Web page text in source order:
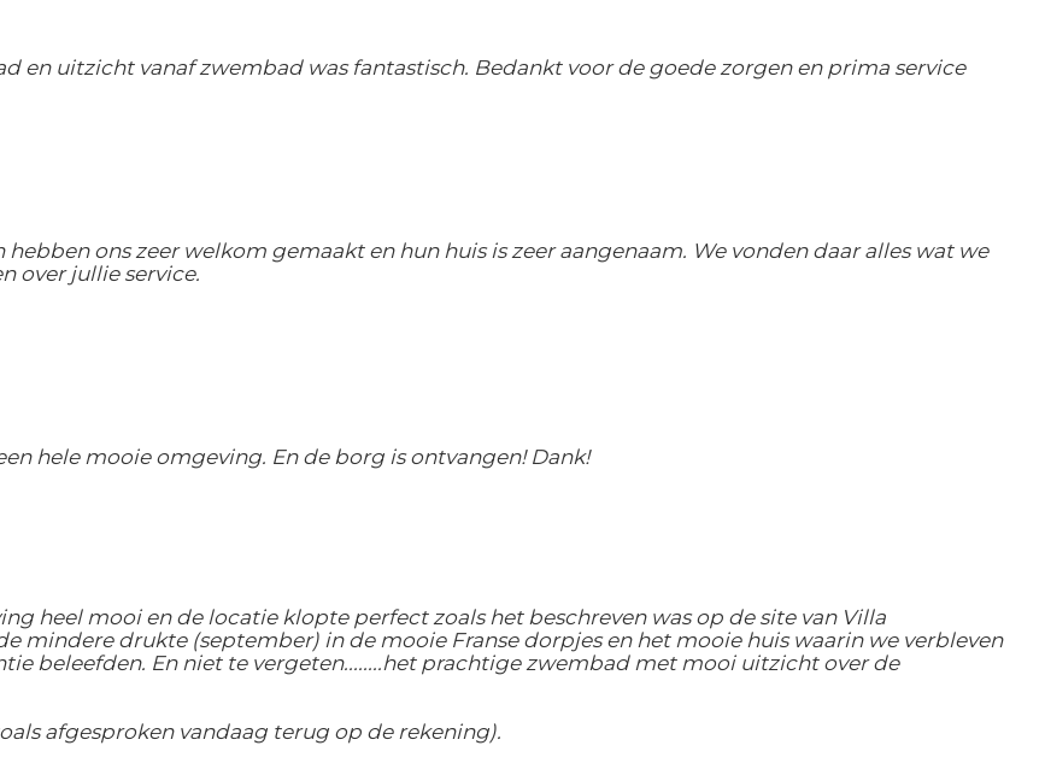
en uitzicht vanaf zwembad was fantastisch. Bedankt voor de goede zorgen en prima service
ons zeer welkom gemaakt en hun huis is zeer aangenaam. We vonden daar alles wat we
over jullie service.
hele mooie omgeving. En de borg is ontvangen! Dank!
heel mooi en de locatie klopte perfect zoals het beschreven was op de site van Villa
mindere drukte (september) in de mooie Franse dorpjes en het mooie huis waarin we verbleven
beleefden. En niet te vergeten........het prachtige zwembad met mooi uitzicht over de
afgesproken vandaag terug op de rekening).